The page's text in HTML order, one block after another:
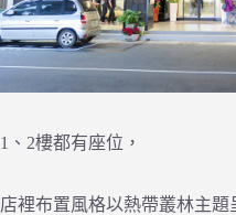
1、2樓都有座位，
店裡布置風格以熱帶叢林主題